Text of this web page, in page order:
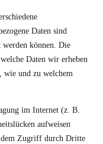
Daten sind
können. Die
Daten wir erheben
wie und zu welchem
im Internet (z. B.
aufweisen
dem Zugriff durch Dritte